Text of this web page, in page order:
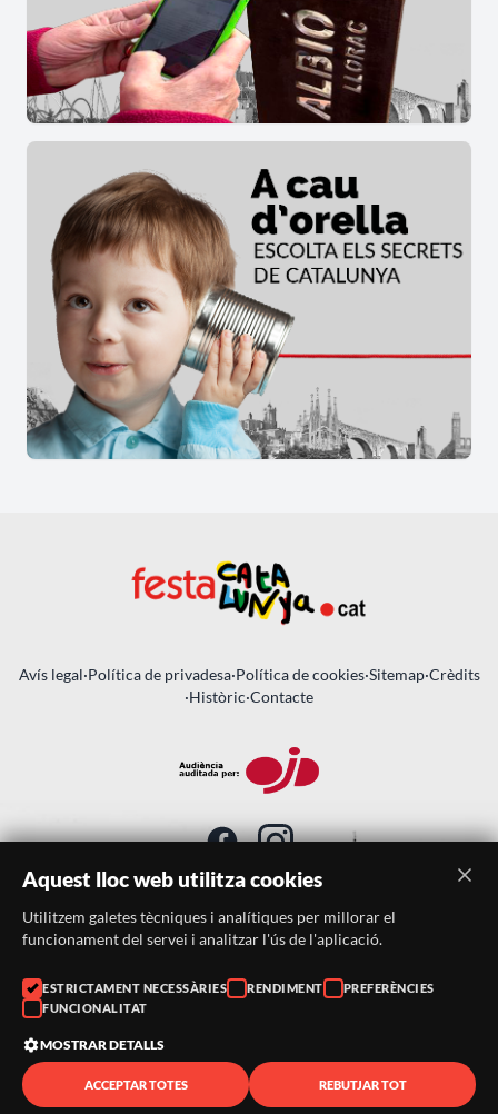
Avís legal·Política de privadesa·Política de cookies·Sitemap·Crèdits
·Històric·Contacte
SUBSCRIU-TE AL BUTLLETÍ
Telèfon:
938046359
Correu:
© 2026 ·FestaCatalunya
— Tots els drets reservats · Web
Aquest lloc web utilitza cookies
Utilitzem galetes tècniques i analítiques per millorar el
funcionament del servei i analitzar l'ús de l'aplicació.
ESTRICTAMENT NECESSÀRIES RENDIMENT
PREFERÈNCIES
FUNCIONALITAT
MOSTRAR DETALLS
ACCEPTAR TOTES REBUTJAR TOT